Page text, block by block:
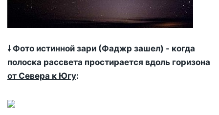
🠗 Фото истинной зари (Фаджр зашел) - когда
полоска рассвета простирается вдоль горизона
от Севера к Югу: